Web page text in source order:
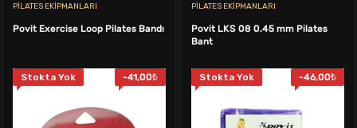
PILATES EKIPMANLARI
Povit Exercise Loop Pilates Bandı
Stokta Yok -41,00₺
PILATES EKIPMANLARI
Povit LKS 08 0.45 mm Pilates
Bant
Stokta Yok -46,00₺